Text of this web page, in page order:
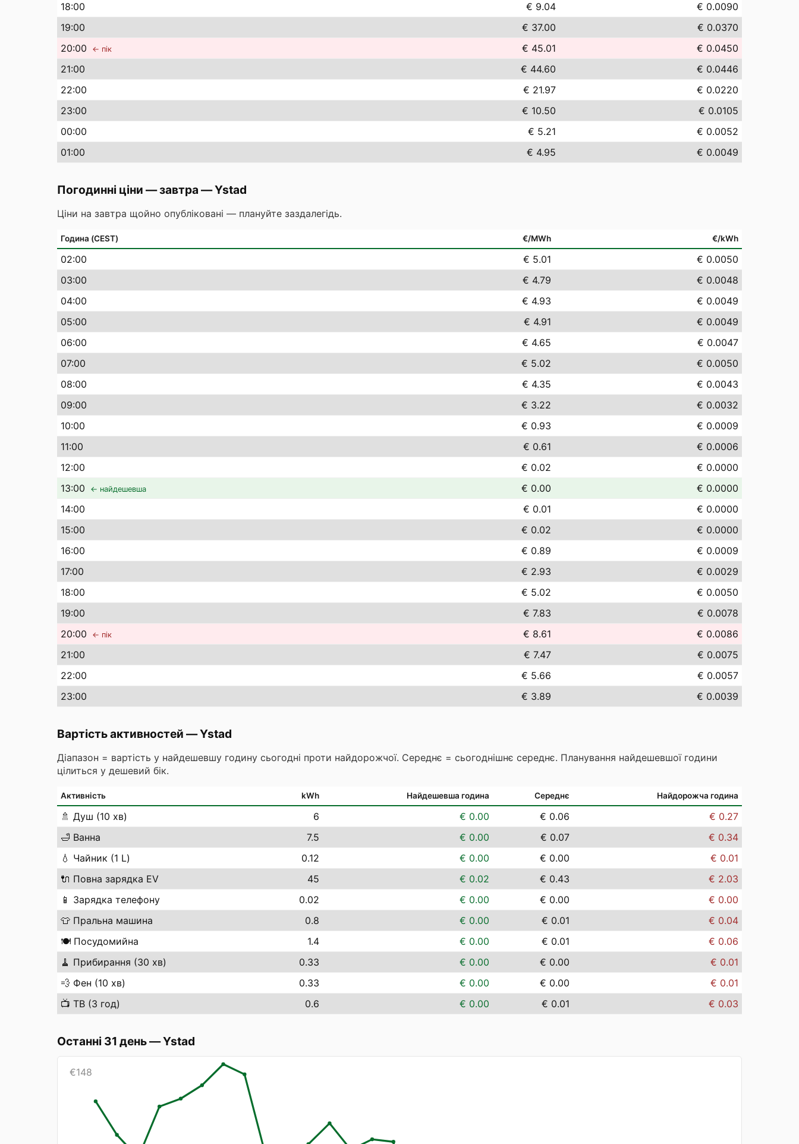
18:00 € 9.04
€ 0.0090
19:00 € 37.00
€ 0.0370
20:00 ← пік € 45.01
€ 0.0450
21:00 € 44.60
€ 0.0446
22:00 € 21.97
€ 0.0220
23:00 € 10.50
€ 0.0105
00:00 € 5.21
€ 0.0052
01:00 € 4.95 € 0.0049
Погодинні ціни — завтра —Ystad
Ціни на завтра щойно опубліковані — плануйте заздалегідь.
Година (CEST) €/MWh €/kWh
02:00 € 5.01
€ 0.0050
03:00 € 4.79
€ 0.0048
04:00 € 4.93
€ 0.0049
05:00 € 4.91
€ 0.0049
06:00 € 4.65
€ 0.0047
07:00 € 5.02
€ 0.0050
08:00 € 4.35
€ 0.0043
09:00 € 3.22
€ 0.0032
10:00 € 0.93
€ 0.0009
11:00 € 0.61
€ 0.0006
12:00 € 0.02
€ 0.0000
13:00 ← найдешевша € 0.00
€ 0.0000
14:00 € 0.01
€ 0.0000
15:00 € 0.02
€ 0.0000
16:00 € 0.89
€ 0.0009
17:00 € 2.93
€ 0.0029
18:00 € 5.02
€ 0.0050
19:00 € 7.83
€ 0.0078
20:00 ← пік € 8.61
€ 0.0086
21:00 € 7.47
€ 0.0075
22:00 € 5.66
€ 0.0057
23:00 € 3.89 € 0.0039
Вартість активностей —Ystad
Діапазон = вартість у найдешевшу годину сьогодні проти найдорожчої. Середнє = сьогоднішнє середнє. Планування найдешевшої години
цілиться у дешевий бік.
Активність kWh Найдешевша година Середнє Найдорожча година
🚿 Душ (10 хв) 6 € 0.00 € 0.06
€ 0.27
🛁 Ванна 7.5 € 0.00 € 0.07
€ 0.34
💧 Чайник (1 L) 0.12 € 0.00 € 0.00
€ 0.01
🔌 Повна зарядка EV 45 € 0.02 € 0.43
€ 2.03
📱 Зарядка телефону 0.02 € 0.00 € 0.00
€ 0.00
👕 Пральна машина 0.8 € 0.00 € 0.01
€ 0.04
🍽️ Посудомийна 1.4 € 0.00 € 0.01
€ 0.06
🧹 Прибирання (30 хв) 0.33 € 0.00 € 0.00
€ 0.01
💨 Фен (10 хв) 0.33 € 0.00 € 0.00
€ 0.01
📺 ТВ (3 год) 0.6 € 0.00 € 0.01 € 0.03
Останні 31 день—Ystad
€148